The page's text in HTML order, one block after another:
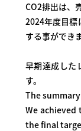
CO2排出は、
2024年度目標
する事ができ
早期達成した
す。
The summary
We achieved
the final